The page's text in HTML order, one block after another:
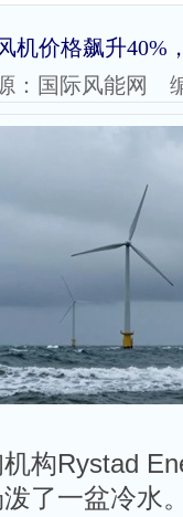
机价格飙升40%
：国际风能网
构Rystad
了一盆冷水